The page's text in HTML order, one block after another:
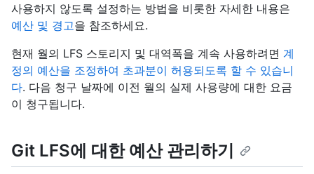
사용하지 않도록 설정하는 방법을 비롯한 자세한 내용은
예산 및 경고을 참조하세요.
현재 월의 LFS 스토리지 및 대역폭을 계속 사용하려면 계
정의 예산을 조정하여 초과분이 허용되도록 할 수 있습니
다. 다음 청구 날짜에 이전 월의 실제 사용량에 대한 요금
이 청구됩니다.
Git LFS에 대한 예산 관리하기